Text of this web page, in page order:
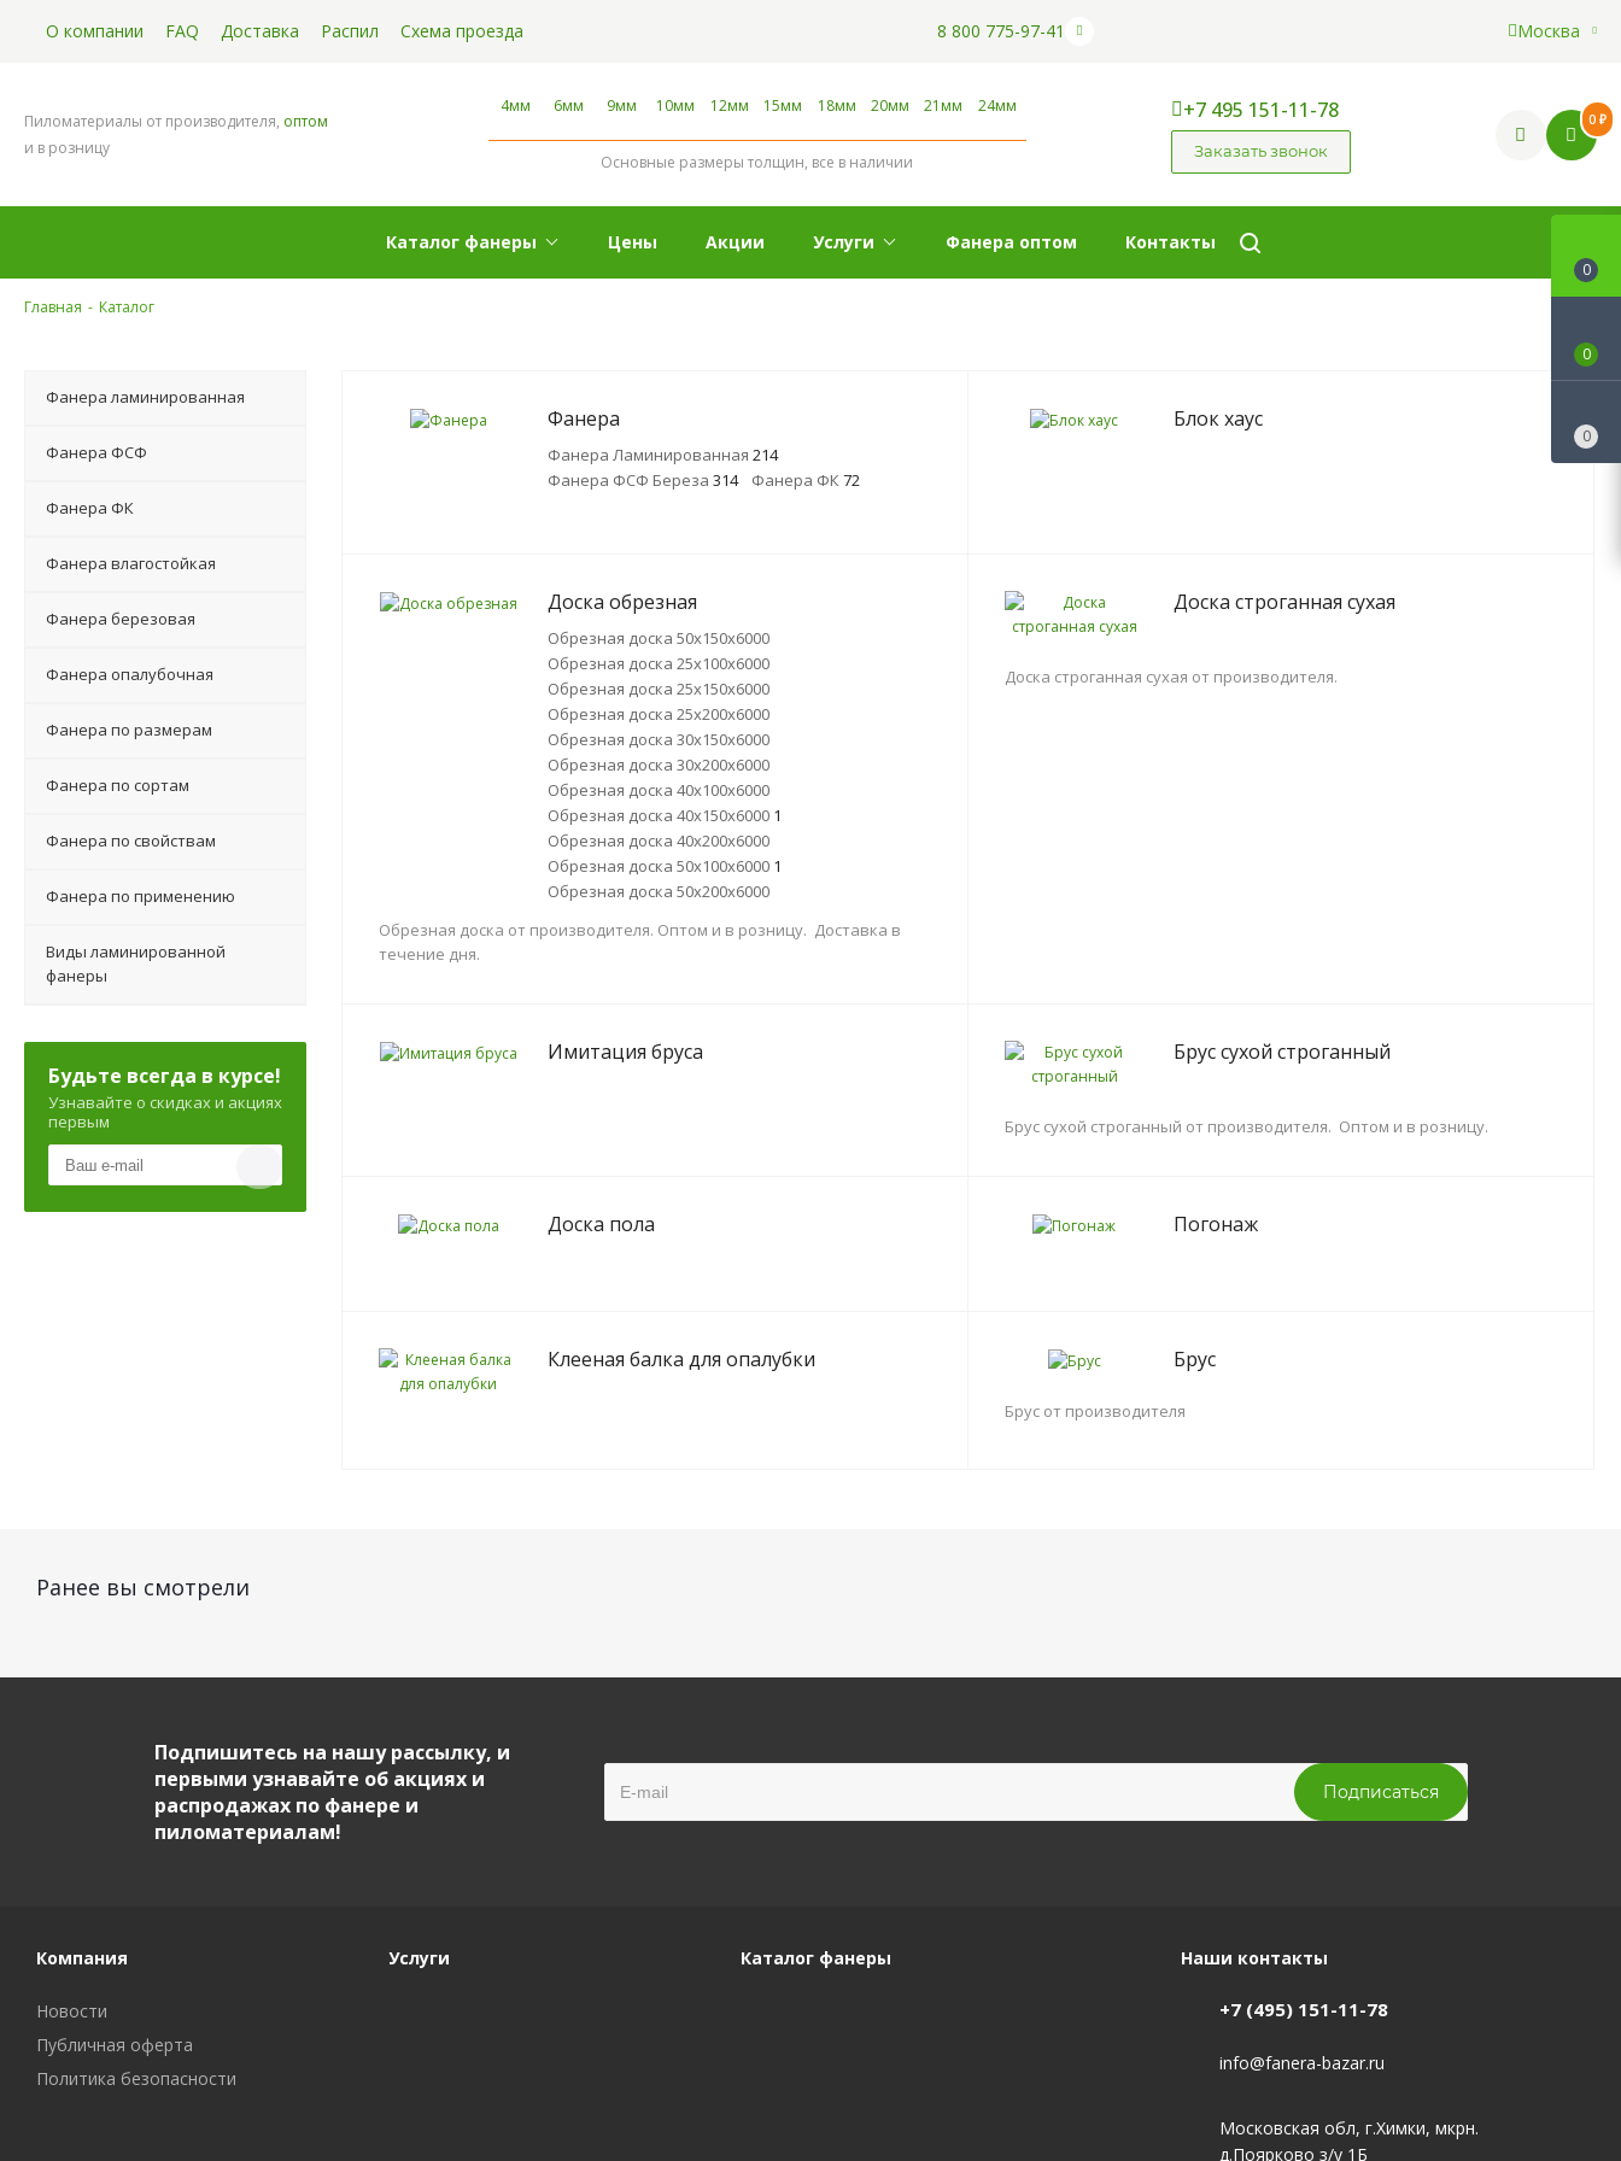
О компании FAQ Доставка Распил Схема проезда 8 800 775-97-41 Москва
Пиломатериалы от производителя, оптом
и в розницу
4мм 6мм 9мм 10мм 12мм 15мм 18мм 20мм 21мм 24мм
Основные размеры толщин, все в наличии
+7 495 151-11-78
Заказать звонок
0 ₽
Каталог фанеры Цены Акции Услуги Фанера оптом Контакты
Главная - Каталог
Фанера
Фанера Ламинированная 214
Фанера ФСФ Береза 314 Фанера ФК 72
Блок хаус
Доска обрезная
Обрезная доска 50х150х6000
Обрезная доска 25х100х6000
Обрезная доска 25х150х6000
Обрезная доска 25х200х6000
Обрезная доска 30х150х6000
Обрезная доска 30х200х6000
Обрезная доска 40х100х6000
Обрезная доска 40х150х6000 1
Обрезная доска 40х200х6000
Обрезная доска 50х100х6000 1
Обрезная доска 50х200х6000
Обрезная доска от производителя. Оптом и в розницу. Доставка в
течение дня.
Доска строганная сухая
Доска строганная сухая от производителя.
Имитация бруса Брус сухой строганный
Брус сухой строганный от производителя. Оптом и в розницу.
Доска пола Погонаж
Клееная балка для опалубки Брус
Брус от производителя
Фанера ламинированная
Фанера ФСФ
Фанера ФК
Фанера влагостойкая
Фанера березовая
Фанера опалубочная
Фанера по размерам
Фанера по сортам
Фанера по свойствам
Фанера по применению
Виды ламинированной
фанеры
Будьте всегда в курсе!
Узнавайте о скидках и акциях
первым
Ранее вы смотрели
Подпишитесь на нашу рассылку, и
первыми узнавайте об акциях и
распродажах по фанере и
пиломатериалам!
Компания
Новости
Публичная оферта
Политика безопасности
Услуги Каталог фанеры Наши контакты
+7 (495) 151-11-78
info@fanera-bazar.ru
Московская обл, г.Химки, мкрн.
д.Поярково з/у 1Б
0
0
0